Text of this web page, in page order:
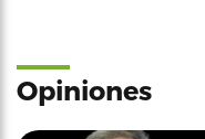
Opiniones